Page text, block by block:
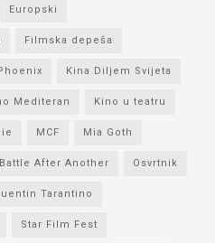
Europski
Filmska depeša
Kina Diljem Svijeta
Mediteran Kino u teatru
MCF Mia Goth
After Another Osvrtnik
Tarantino
Star Film Fest